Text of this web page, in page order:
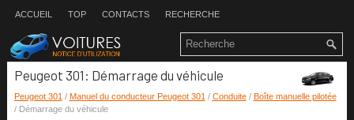
ACCUEIL TOP CONTACTS RECHERCHE
Peugeot 301: Démarrage du véhicule
Peugeot 301 / Manuel du conducteur Peugeot 301 / Conduite/ Boîte manuelle pilotée
/ Démarrage du véhicule